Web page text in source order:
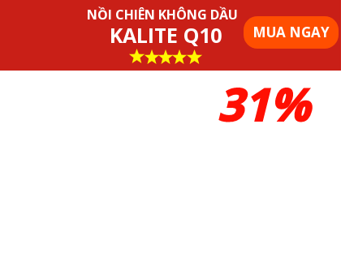
NỒI CHIÊN KHÔNG DẦU
KALITE Q10 MUA NGAY
31%